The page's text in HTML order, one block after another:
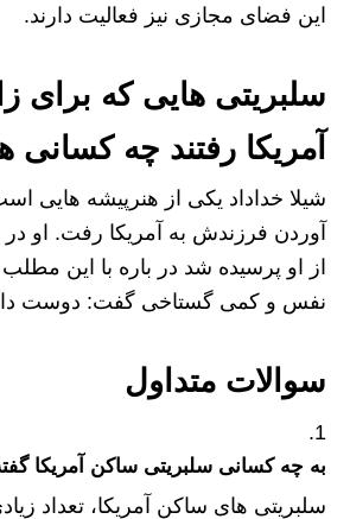
این فضای مجازی نیز فعالیت دارند.
سلبریتی هایی که برای
آمریکا رفتند چه کسانی
شیلا خداداد یکی از هنرپیشه هایی
آوردن فرزندش به آمریکا رفت. او
از او پرسیده شد در باره با این مطلب
نفس و کمی گستاخی گفت: دوست
سوالات متداول
به چه کسانی سلبریتی ساکن آمریکا
سلبریتی های ساکن آمریکا، تعداد